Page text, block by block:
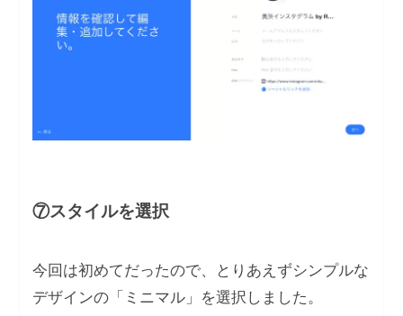
⑦スタイルを選択
今回は初めてだったので、とりあえずシンプルな
デザインの「ミニマル」を選択しました。